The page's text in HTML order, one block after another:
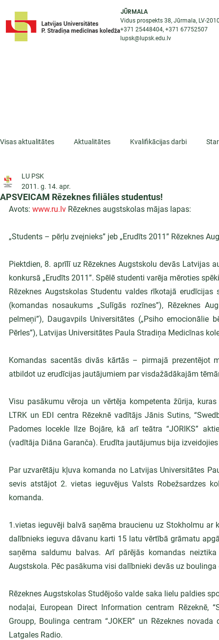
JŪRMALA
Vidus prospekts 38, Jūrmala, LV-
+371 25448404, +371 67752507
lupsk@lupsk.edu.lv
Visas aktualitātes Aktualitātes Kvalifikācijas darbi
ESF projekti
APSVEICAM Rēzeknes filiāles studentus!
LU PSK
2011. g. 14. apr.
Avots: www.ru.lv Rēzeknes augstskolas mājas lapas:
„Students – pērļu zvejnieks” jeb „Erudīts 2011” Rēzeknes
Piektdien, 8. aprīlī uz Rēzeknes Augstskolu devās Latvijas
konkursā „Erudīts 2011”. Spēlē studenti varēja mēroties
Rēzeknes Augstskolas Studentu valdes rīkotajā
(komandas nosaukums „Sulīgās rozīnes”), Rēzeknes
pelmeņi”), Daugavpils Universitātes („Psiho emocionālie
Pērles”), Latvijas Universitātes Paula Stradiņa Medicīnas
Komandas sacentās divās kārtās – pirmajā prezentējot
atbildot uz erudīcijas jautājumiem par visdažādākajām
Visu pasākumu vēroja un vērtēja kompetenta žūrija,
LTRK un EDI centra Rēzeknē vadītājs Jānis Sutins,
Padomes locekle Ilze Bojāre, kā arī teātra “JORIKS”
(vadītāja Diāna Garanča). Erudīta jautājumus bija
Par uzvarētāju kļuva komanda no Latvijas Universitātes
sevis atstājot 2. vietas ieguvējus Valsts Robežsardzes
komanda.
1.vietas ieguvēji balvā saņēma braucienu uz Stokholmu
dalībnieks ieguva dāvanu karti 15 latu vērtībā grāmatu
saņēma saldumu balvas. Arī pārējās komandas
Augstskola. Pēc pasākuma visi dalībnieki devās uz
Rēzeknes Augstskolas Studējošo valde saka lielu paldies
nodaļai, European Direct Information centram Rēzeknē,
Groupp, Boulinga centram “JOKER” un Rēzeknes
Latgales Radio.